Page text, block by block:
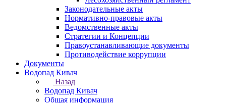
Законодательные акты
Нормативно-правовые акты
Ведомственные акты
Стратегии и Концепции
Правоустанавливающие документы
Противодействие коррупции
Документы
Водопад Кивач
Назад
Водопад Кивач
Общая информация